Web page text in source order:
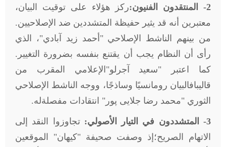
2- المنتقدون الفنيون:
ركز هؤلاء على توقيت البيان،
معتبرين أنه قد يثير حفيظة المتشددين ضد الإصلاحيين.
من بينهم الناشط الإصلاحي "أحمد زيد آبادي"، الذي
رأى أن النظام يجب أن يقتنع بنفسه بضرورة التغيير.
كما اعتبر "سعيد آجرلو"الإعلامي المقرب من
قاليبافالبيان رومانسيًا وساذجًا، ووجه الناشط الإصلاحي
الثوري "محمد رضا جلایی پور" انتقادات مفصلةله.
3- المتشددون في التيار الأصولي:
تجاوزوا النقد إلى
الاتهام الصريح؛إذ وصفت صحيفة "كيهان" الموقعين